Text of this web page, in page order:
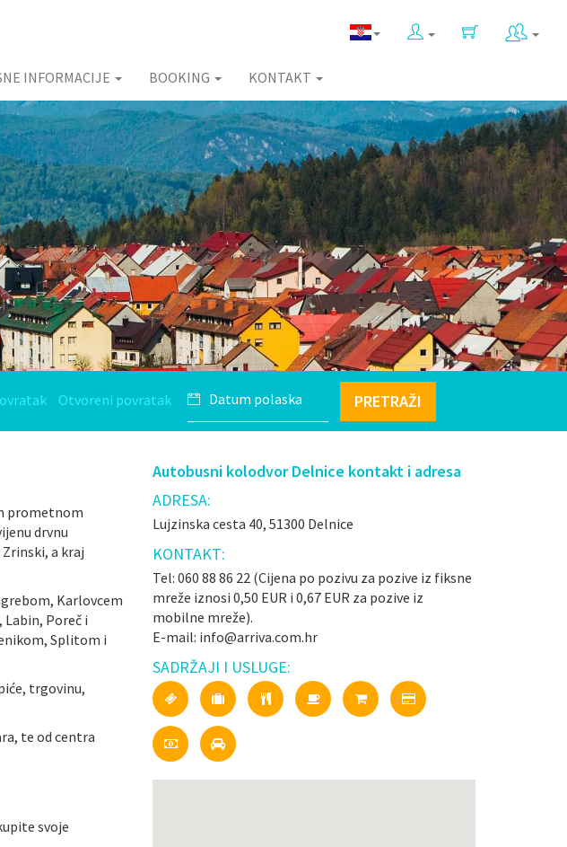
INFORMACIJE BOOKING KONTAKT
Otvoreni povratak PRETRAŽI
prometnom
drvnu
a kraj
Karlovcem
Poreč i
Splitom i
trgovinu,
te od centra
svoje
Autobusni kolodvor Delnice kontakt i adresa
ADRESA:
Lujzinska cesta 40, 51300 Delnice
KONTAKT:
Tel: 060 88 86 22 (Cijena po pozivu za pozive iz fiksne
mreže iznosi 0,50 EUR i 0,67 EUR za pozive iz
mobilne mreže).
E-mail: info@arriva.com.hr
SADRŽAJI I USLUGE: